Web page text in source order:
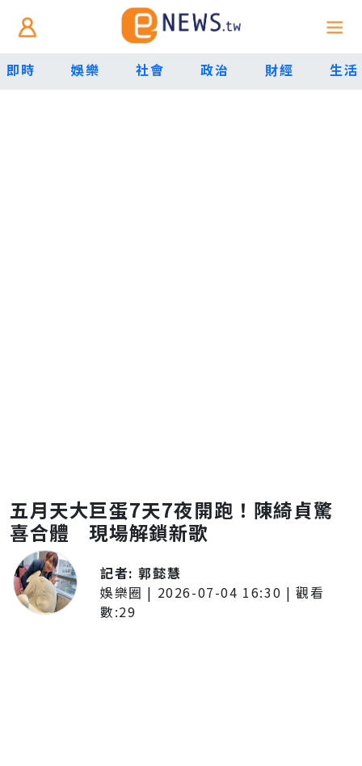
即時 娛樂 社會 政治 財經 生活
五月天大巨蛋7天7夜開跑！陳綺貞驚
喜合體 現場解鎖新歌
記者:郭懿慧
娛樂圈 | 2026-07-04 16:30 | 觀看
數:29